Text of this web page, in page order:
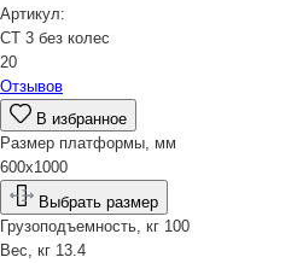
Артикул:
СТ 3 без колес
20
Отзывов
В избранное
Размер платформы, мм
600х1000
Выбрать размер
Грузоподъемность, кг 100
Вес, кг 13.4